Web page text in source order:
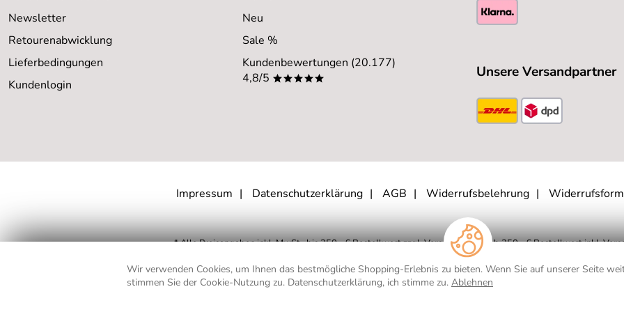
Wir verwenden Cookies, um Ihnen das bestmögliche Shopping-Erlebnis zu bieten. Wenn Sie auf unserer Seite
stimmen Sie der Cookie-Nutzung zu. Datenschutzerklärung, ich stimme zu. Ablehnen
Newsletter
Retourenabwicklung
Lieferbedingungen
Kundenlogin
Neu
Sale %
Kundenbewertungen (20.177)
4,8/5 ***** Unsere Versandpartner
Impressum Datenschutzerklärung AGB Widerrufsbelehrung
* Alle Preisangaben inkl. MwSt., bis 250,- € Bestellwert zzgl.Versandkosten , ab 250,- € Bestellwert inkl.
** Gilt für Lieferungen nach Deutschland. Lieferzeiten für andere Länder und Informationen zur Berechnung